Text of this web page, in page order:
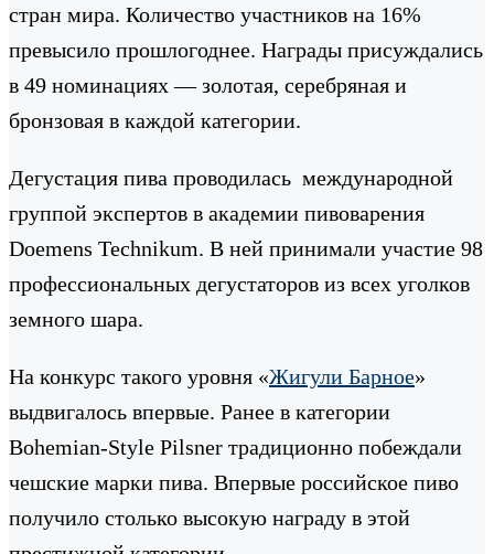
стран мира. Количество участников на 16%
превысило прошлогоднее. Награды присуждались
в 49 номинациях — золотая, серебряная и
бронзовая в каждой категории.
Дегустация пива проводилась международной
группой экспертов в академии пивоварения
Doemens Technikum. В ней принимали участие 98
профессиональных дегустаторов из всех уголков
земного шара.
На конкурс такого уровня «Жигули Барное»
выдвигалось впервые. Ранее в категории
Bohemian-Style Pilsner традиционно побеждали
чешские марки пива. Впервые российское пиво
получило столько высокую награду в этой